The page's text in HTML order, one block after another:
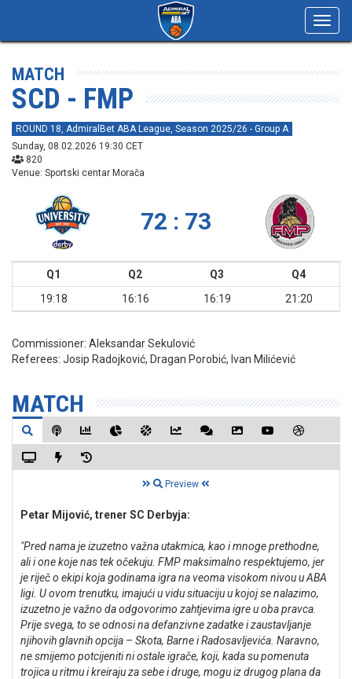
MATCH
SCD - FMP
ROUND 18, AdmiralBet ABA League, Season 2025/26 - Group A
Sunday, 08.02.2026 19:30 CET
820
Venue: Sportski centar Morača
72 : 73
Q1 Q2 Q3
Q4
19:18
16:16 16:19 21:20
Commissioner: Aleksandar Sekulović
Referees: Josip Radojković, Dragan Porobić, Ivan Milićević
MATCH
Preview
Petar Mijović, trener SC Derbyja:
"Pred nama je izuzetno važna utakmica, kao i mnoge prethodne,
ali i one koje nas tek očekuju. FMP maksimalno respektujemo, jer
je riječ o ekipi koja godinama igra na veoma visokom nivou u ABA
ligi. U ovom trenutku, imajući u vidu situaciju u kojoj se nalazimo,
izuzetno je važno da odgovorimo zahtjevima igre u oba pravca.
Prije svega, to se odnosi na defanzivne zadatke i zaustavljanje
njihovih glavnih opcija – Skota, Barne i Radosavljevića. Naravno,
ne smijemo potcijeniti ni ostale igrače, koji, kada su pomenuta
trojica u ritmu i kreiraju za sebe i druge, mogu iz drugog plana da